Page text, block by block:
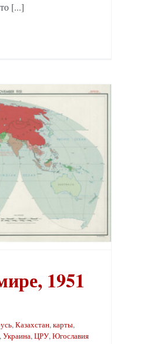
[...]
1951
,Казахстан,карты,
,Украина,ЦРУ,Югославия